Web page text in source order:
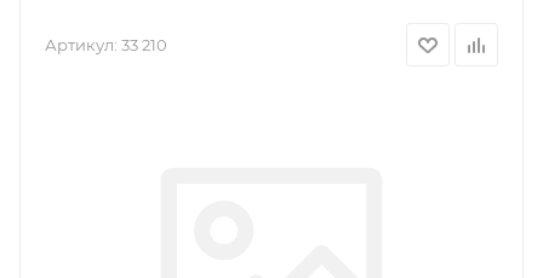
Артикул: 33 210